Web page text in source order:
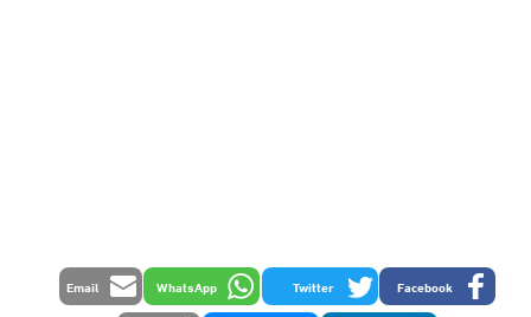
Facebook
Twitter
WhatsApp
Email